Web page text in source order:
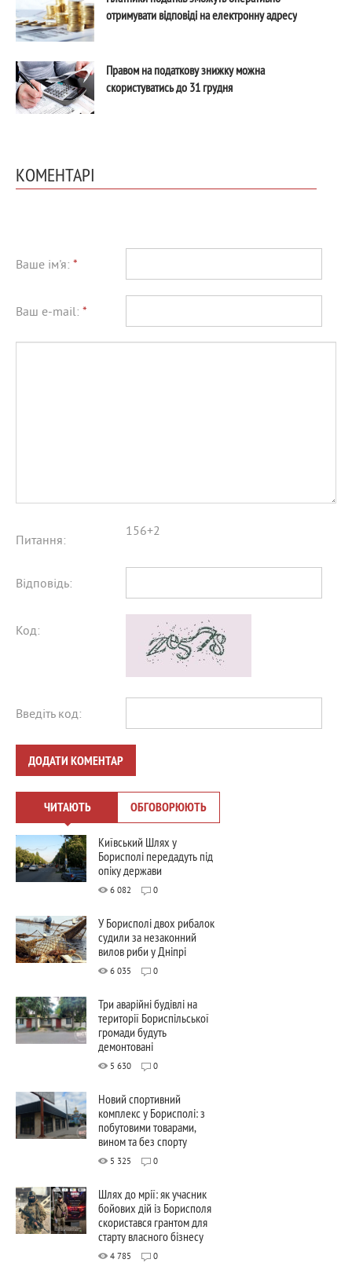
отримувати відповіді на електронну адресу
Правом на податкову знижку можна
скористуватись до 31 грудня
КОМЕНТАРІ
Ваше ім'я: *
Ваш e-mail: *
Питання:
156+2
Відповідь:
Код:
Введіть код:
ДОДАТИ КОМЕНТАР
ЧИТАЮТЬ ОБГОВОРЮЮТЬ
Київський Шлях у
Борисполі передадуть під
опіку держави
6 082 0
У Борисполі двох рибалок
судили за незаконний
вилов риби у Дніпрі
6 035 0
Три аварійні будівлі на
території Бориспільської
громади будуть
демонтовані
5 630 0
Новий спортивний
комплекс у Борисполі: з
побутовими товарами,
вином та без спорту
5 325 0
Шлях до мрії: як учасник
бойових дій із Борисполя
скористався грантом для
старту власного бізнесу
4 785 0